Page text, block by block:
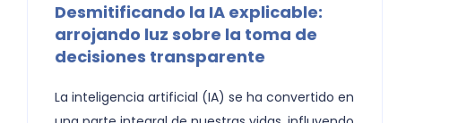
Desmitificando la IA explicable:
arrojando luz sobre la toma de
decisiones transparente
La inteligencia artificial (IA) se ha convertido en